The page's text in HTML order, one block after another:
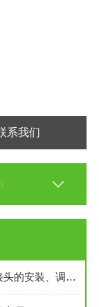
系我们
899-220-201杜博林旋转接头高压液压接头的安装、调试与维护技巧